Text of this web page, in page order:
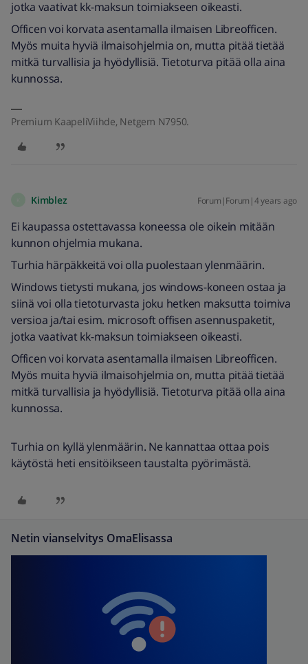
jotka vaativat kk-maksun toimiakseen oikeasti.
Officen voi korvata asentamalla ilmaisen Libreofficen.
Myös muita hyviä ilmaisohjelmia on, mutta pitää tietää
mitkä turvallisia ja hyödyllisiä. Tietoturva pitää olla aina
kunnossa.
Premium KaapeliViihde, Netgem N7950.
Kimblez Forum|Forum|4 years ago
Ei kaupassa ostettavassa koneessa ole oikein mitään
kunnon ohjelmia mukana.
Turhia härpäkkeitä voi olla puolestaan ylenmäärin.
Windows tietysti mukana, jos windows-koneen ostaa ja
siinä voi olla tietoturvasta joku hetken maksutta toimiva
versioa ja/tai esim. microsoft offisen asennuspaketit,
jotka vaativat kk-maksun toimiakseen oikeasti.
Officen voi korvata asentamalla ilmaisen Libreofficen.
Myös muita hyviä ilmaisohjelmia on, mutta pitää tietää
mitkä turvallisia ja hyödyllisiä. Tietoturva pitää olla aina
kunnossa.
Turhia on kyllä ylenmäärin. Ne kannattaa ottaa pois
käytöstä heti ensitöikseen taustalta pyörimästä.
Netin vianselvitys OmaElisassa